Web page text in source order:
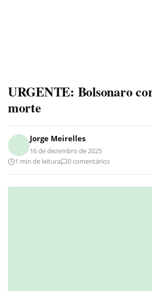
URGENTE: Bolsonaro
morte
Jorge Meirelles
16 de dezembro de 2025
1 min de leitura
0 comentários